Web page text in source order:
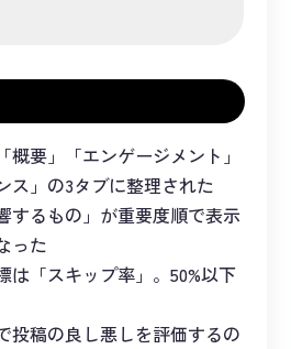
概要」「エンゲージメント」
ス」の3タブに整理された
するもの」が重要度順で表示
った
は「スキップ率」。50%以下
投稿の良し悪しを評価するの